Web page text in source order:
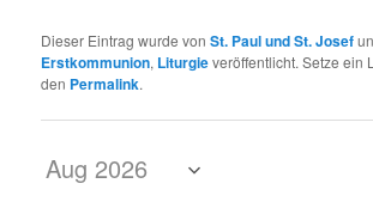
Dieser Eintrag wurde vonSt. Paul und St. Josef
Erstkommunion, Liturgieveröffentlicht. Setze ein
den Permalink.